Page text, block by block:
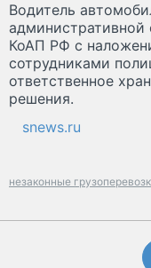
Водитель
административной
КоАП РФ с
сотрудниками
ответственное
решения.
snews.ru
незаконные